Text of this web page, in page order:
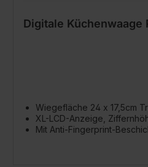
Digitale Küchenwaage
Wiegefläche 24 x 17,5cm
XL-LCD-Anzeige,
Mit Anti-Fingerprint-